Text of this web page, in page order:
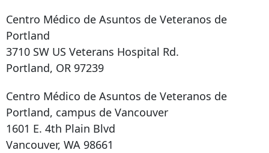
Centro Médico de Asuntos de Veteranos de
Portland
3710 SW US Veterans Hospital Rd.
Portland, OR 97239
Centro Médico de Asuntos de Veteranos de
Portland, campus de Vancouver
1601 E. 4th Plain Blvd
Vancouver, WA 98661